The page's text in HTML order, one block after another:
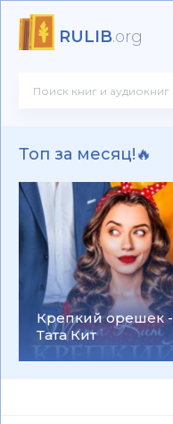
RULIB.org
Топ за месяц!🔥
Крепкий орешек -
Тата Кит